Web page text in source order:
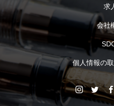
求
会社
個人情報の